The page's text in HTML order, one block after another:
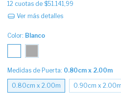
12 cuotas de $51.141,99
Ver más detalles
Color: Blanco
Medidas de Puerta: 0.80cm x 2.00m
0.80cm x 2.00m 0.90cm x 2.00m